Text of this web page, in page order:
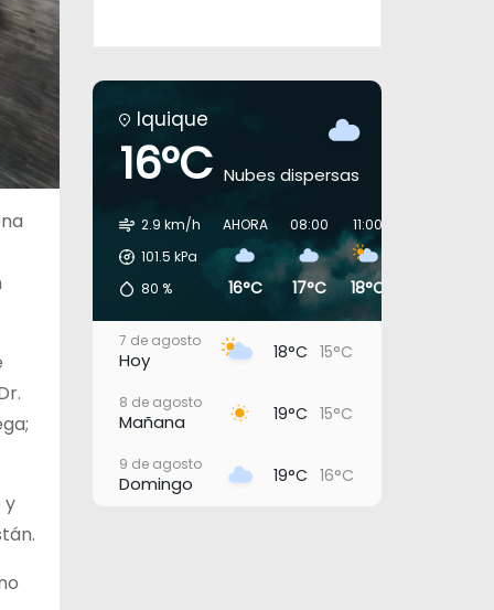
y
Iquique
16°C Nubes dispersas
2.9 km/h
101.5 kPa
80 %
AHORA
16°C
08:00
17°C
11:00
18°C
7 de agosto
Hoy 18°C 15°C
8 de agosto
Mañana 19°C 15°C
9 de agosto
Domingo 19°C 16°C